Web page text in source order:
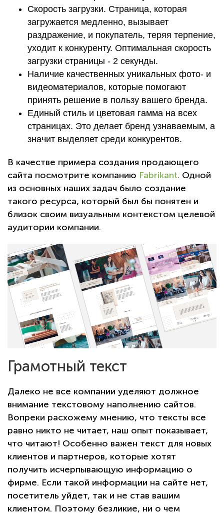
Скорость загрузки. Страница, которая
загружается медленно, вызывает
раздражение, и покупатель, теряя терпение,
уходит к конкуренту. Оптимальная скорость
загрузки страницы - 2 секунды.
Наличие качественных уникальных фото- и
видеоматериалов, которые помогают
принять решение в пользу вашего бренда.
Единый стиль и цветовая гамма на всех
страницах. Это делает бренд узнаваемым, а
значит выделяет среди конкурентов.
В качестве примера создания продающего
сайта посмотрите компанию Fabrikant. Одной
из основных наших задач было создание
такого ресурса, который был бы понятен и
близок своим визуальным контекстом целевой
аудитории компании.
Грамотный текст
Далеко не все компании уделяют должное
внимание текстовому наполнению сайтов.
Вопреки расхожему мнению, что тексты все
равно никто не читает, наш опыт показывает,
что читают! Особенно важен текст для новых
клиентов и партнеров, которые хотят
получить исчерпывающую информацию о
фирме. Если такой информации на сайте нет,
посетитель уйдет, так и не став вашим
клиентом. Поэтому безликие, ни о чем